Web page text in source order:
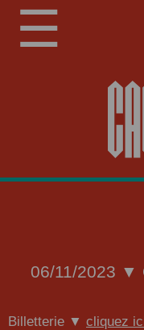
☰
06/11/2023 ▼
Billetterie ▼ cliquez